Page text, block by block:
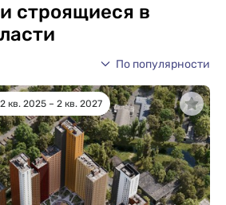
строящиеся в
По популярности
кв. 2025 – 2 кв. 2027